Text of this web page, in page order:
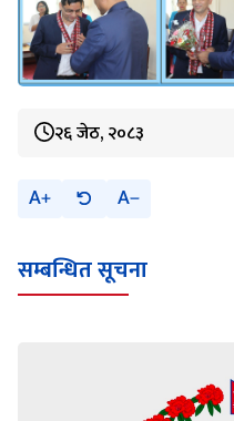
२६ जेठ, २०८३
A A
सम्बन्धित सूचना